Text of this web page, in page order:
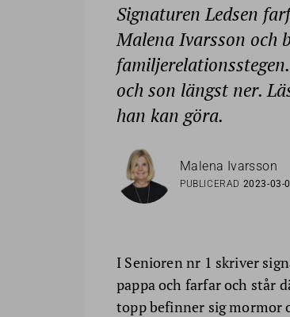
Signaturen Ledsen
Malena Ivarsson och
och son längst ner.
han kan göra.
Malena Ivarsson
PUBLICERAD 2023-03-
I Senioren nr 1 skriver
pappa och farfar och står
topp befinner sig mormor